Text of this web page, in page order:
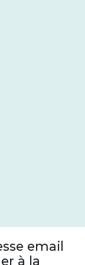
email
à la